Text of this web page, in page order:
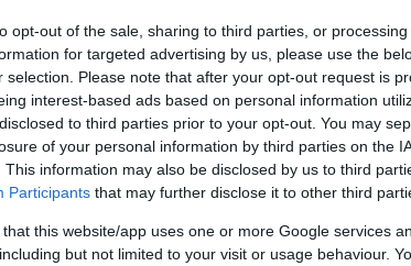
opt-out of the sale, sharing to third parties, or
for targeted advertising by us, please use the
selection. Please note that after your opt-out request is
interest-based ads based on personal information
to third parties prior to your opt-out. You may
of your personal information by third parties on the
This information may also be disclosed by us to third
Participants that may further disclose it to other third
that this website/app uses one or more Google services
but not limited to your visit or usage behaviour.
idézik fel az epizódok,
netovábbja. A jó körülmények közt
valóban volt egy kamerája,
visszanézve pattant ki a
helyzetek mellett a sitcom
azokba a '80-as évekbe, amikor
hozták Bécsből a fagyasztókat a
fotóival, a lányok pedig a Modern
Nem felejtettem el megkérdezni a
a saját '80—as éveikre...